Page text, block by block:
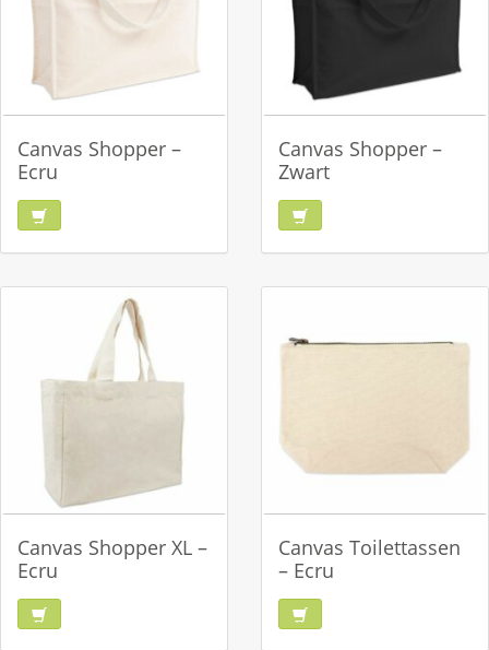
Canvas Shopper –
Ecru
Canvas Shopper –
Zwart
Canvas Shopper XL –
Ecru
Canvas Toilettassen
– Ecru